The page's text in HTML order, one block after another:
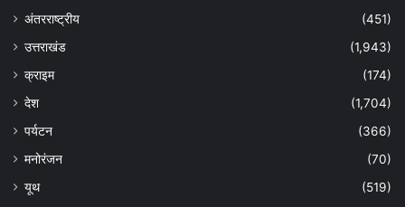
अंतरराष्ट्रीय
(451)
उत्तराखंड
(1,943)
क्राइम
(174)
देश
(1,704)
पर्यटन
(366)
मनोरंजन
(70)
यूथ
(519)